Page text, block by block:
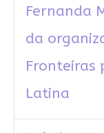
Fernanda
da
Fronteiras
Latina